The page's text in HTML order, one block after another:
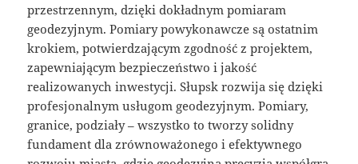
przestrzennym, dzięki dokładnym pomiaram
geodezyjnym. Pomiary powykonawcze są ostatnim
krokiem, potwierdzającym zgodność z projektem,
zapewniającym bezpieczeństwo i jakość
realizowanych inwestycji. Słupsk rozwija się dzięki
profesjonalnym usługom geodezyjnym. Pomiary,
granice, podziały – wszystko to tworzy solidny
fundament dla zrównoważonego i efektywnego